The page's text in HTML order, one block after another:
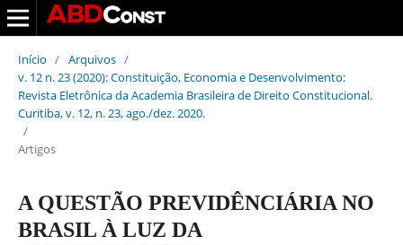
Início / Arquivos /
v. 12 n. 23 (2020): Constituição, Economia e Desenvolvimento:
Revista Eletrônica da Academia Brasileira de Direito Constitucional.
Curitiba, v. 12, n. 23, ago./dez. 2020.
/
Artigos
A QUESTÃO PREVIDÊNCIÁRIA NO
BRASIL À LUZ DA